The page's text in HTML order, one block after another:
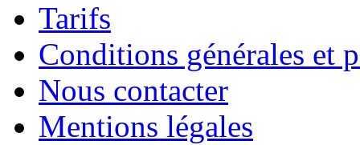
Tarifs
Conditions générales et
Nous contacter
Mentions légales